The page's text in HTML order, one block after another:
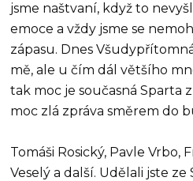
jsme naštvaní, když to
emoce a vždy jsme se
zápasu. Dnes
mě, ale u čím dál většího
tak moc je současná Sparta
moc zlá zpráva směrem do
Tomáši Rosický, Pavle Vrbo,
Veselý a další. Udělali jste